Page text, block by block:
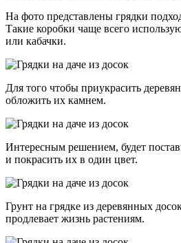
На фото представлены грядки
Такие коробки чаще всего
или кабачки.
Для того чтобы приукрасить
обложить их камнем.
Интересным решением, будет
и покрасить их в один цвет.
Грунт на грядке из деревянных
продлевает жизнь растениям.